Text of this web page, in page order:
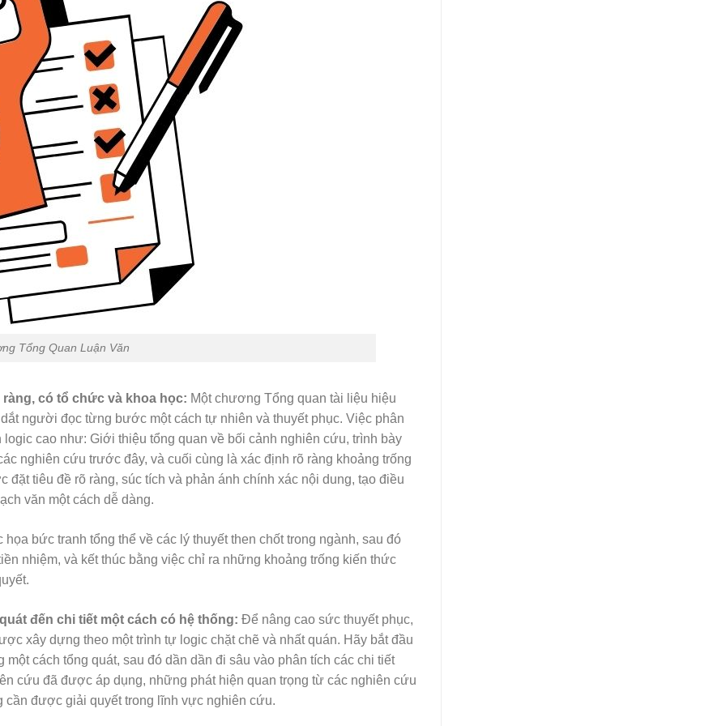
Tổng Quan Luận Văn
có tổ chức và khoa học: Một chương Tổng quan tài liệu hiệu
người đọc từng bước một cách tự nhiên và thuyết phục. Việc phân
cao như: Giới thiệu tổng quan về bối cảnh nghiên cứu, trình bày
nghiên cứu trước đây, và cuối cùng là xác định rõ ràng khoảng trống
tiêu đề rõ ràng, súc tích và phản ánh chính xác nội dung, tạo điều
văn một cách dễ dàng.
bức tranh tổng thể về các lý thuyết then chốt trong ngành, sau đó
nhiệm, và kết thúc bằng việc chỉ ra những khoảng trống kiến thức
đến chi tiết một cách có hệ thống: Để nâng cao sức thuyết phục,
xây dựng theo một trình tự logic chặt chẽ và nhất quán. Hãy bắt đầu
cách tổng quát, sau đó dần dần đi sâu vào phân tích các chi tiết
cứu đã được áp dụng, những phát hiện quan trọng từ các nghiên cứu
cần được giải quyết trong lĩnh vực nghiên cứu.